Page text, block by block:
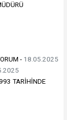
- 18.05.2025
TARİHİNDE